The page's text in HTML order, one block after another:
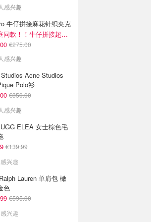
感兴趣
牛仔拼接麻花针织夹克
金玟庭同款！！牛仔拼接超有层次感
€275.00
感兴趣
Acne Studios
Polo衫
€350.00
感兴趣
ELEA 女士棕色毛
€139.99
兴趣
Lauren 单肩包 橄
色
€595.00
兴趣